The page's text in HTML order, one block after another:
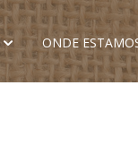
ONDE